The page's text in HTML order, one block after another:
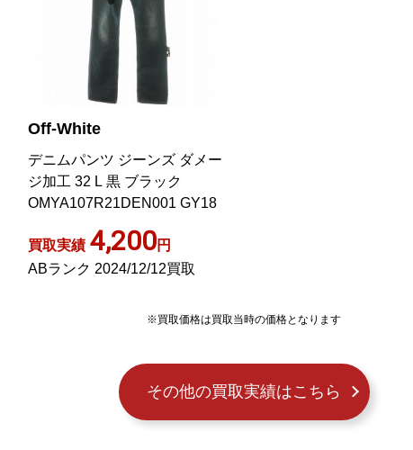
Off-White
デニムパンツ ジーンズ ダメー
ジ加工 32 L 黒 ブラック
OMYA107R21DEN001 GY18
買取実績 4,200円
ABランク 2024/12/12買取
※買取価格は買取当時の価格となります
その他の買取実績はこちら